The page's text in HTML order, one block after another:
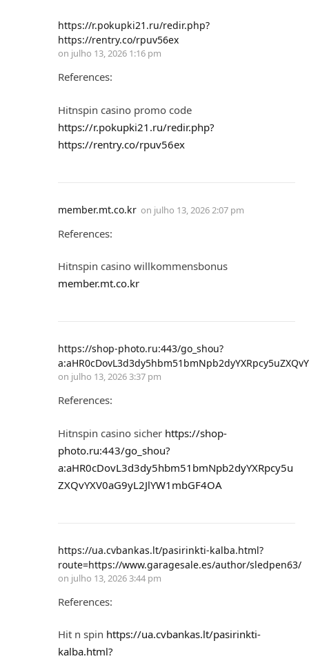
https://r.pokupki21.ru/redir.php?
https://rentry.co/rpuv56ex
on julho 13, 2026 1:16 pm
References:
Hitnspin casino promo code
https://r.pokupki21.ru/redir.php?
https://rentry.co/rpuv56ex
member.mt.co.kr on julho 13, 2026 2:07 pm
References:
Hitnspin casino willkommensbonus
member.mt.co.kr
https://shop-photo.ru:443/go_shou?
on julho 13, 2026 3:37 pm
References:
Hitnspin casino sicher https://shop-
photo.ru:443/go_shou?
a:aHR0cDovL3d3dy5hbm51bmNpb2dyYXRpcy5u
ZXQvYXV0aG9yL2JlYW1mbGF4OA
https://ua.cvbankas.lt/pasirinkti-kalba.html?
route=https://www.garagesale.es/author/sledpen63/
on julho 13, 2026 3:44 pm
References:
Hit n spin https://ua.cvbankas.lt/pasirinkti-
kalba.html?